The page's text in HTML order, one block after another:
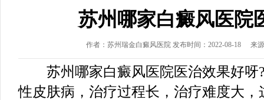
苏州哪家白癜风医院
作者：苏州瑞金白癜风医院 发布时间：2022-08-18 来
苏州哪家白癜风医院医治效果好呀
性皮肤病，治疗过程长，治疗难度大